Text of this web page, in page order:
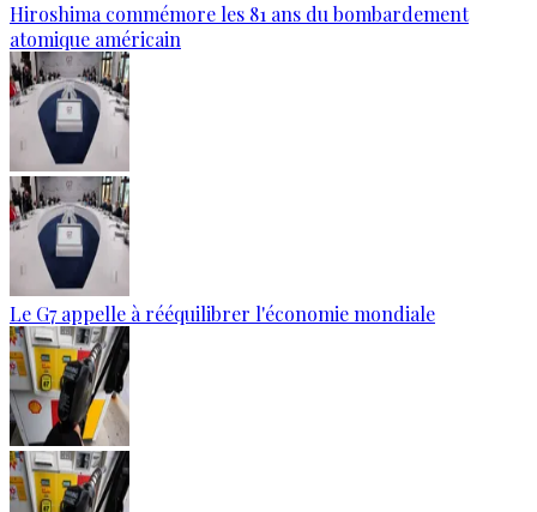
Hiroshima commémore les 81 ans du bombardement
atomique américain
Le G7 appelle à rééquilibrer l'économie mondiale